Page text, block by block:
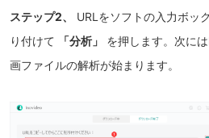
ステップ2、
URLをソフトの入力ボッ
り付けて
「分析」
を押します。次に
画ファイルの解析が始まります。